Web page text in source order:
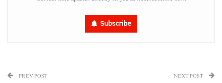
Subscribe
PREV POST NEXT POST